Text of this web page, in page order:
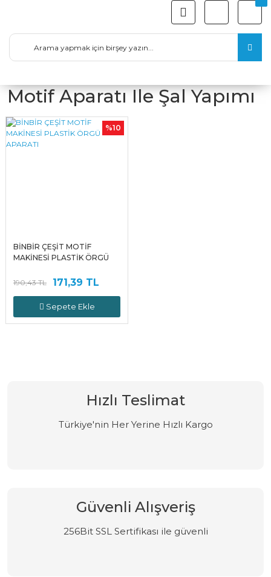
Motif Aparatı Ile Şal Yapımı
%10
BİNBİR ÇEŞİT MOTİF
MAKİNESİ PLASTİK ÖRGÜ
190,43 TL
171,39 TL
Sepete Ekle
Hızlı Teslimat
Türkiye'nin Her Yerine Hızlı Kargo
Güvenli Alışveriş
256Bit SSL Sertifikası ile güvenli